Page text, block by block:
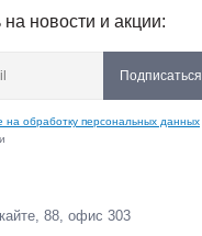
новости и акции:
Подписаться
на обработку персональных данных
88, офис 303